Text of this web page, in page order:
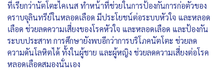
ที่เรียกว่านัตโตะไคเนส ทำหน้าที่ช่วยในการป้องกันการก่อตัวของ
คราบจุลินทรีย์ในหลอดเลือด มีประโยชน์ต่อระบบหัวใจ และหลอด
เลือด ช่วยลดความเสี่ยงของโรคหัวใจ และหลอดเลือด และป้องกัน
ระบบประสาท การศึกษายังพบอีกว่าการบริโภคนัตโตะ ช่วยลด
ความดันโลหิตได้ ทั้งในผู้ชาย และผู้หญิง ช่วยลดความเสี่ยงต่อโรค
หลอดเลือดสมองนั่นเอง